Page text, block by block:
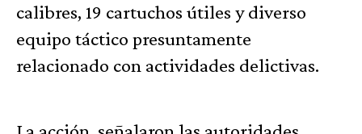
calibres, 19 cartuchos útiles y diverso
equipo táctico presuntamente
relacionado con actividades delictivas.